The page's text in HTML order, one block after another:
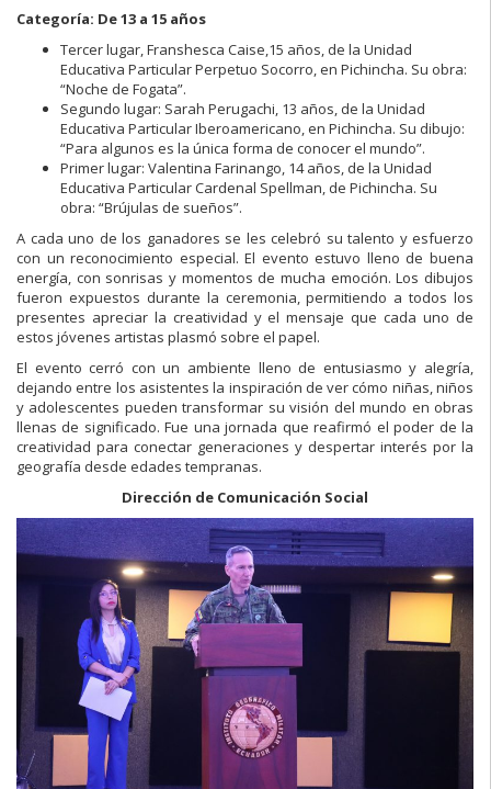
Categoría: De 13 a 15 años
Tercer lugar, Franshesca Caise,15 años, de la Unidad
Educativa Particular Perpetuo Socorro, en Pichincha. Su obra:
“Noche de Fogata”.
Segundo lugar: Sarah Perugachi, 13 años, de la Unidad
Educativa Particular Iberoamericano, en Pichincha. Su dibujo:
“Para algunos es la única forma de conocer el mundo”.
Primer lugar: Valentina Farinango, 14 años, de la Unidad
Educativa Particular Cardenal Spellman, de Pichincha. Su
obra: “Brújulas de sueños”.
A cada uno de los ganadores se les celebró su talento y esfuerzo
con un reconocimiento especial. El evento estuvo lleno de buena
energía, con sonrisas y momentos de mucha emoción. Los dibujos
fueron expuestos durante la ceremonia, permitiendo a todos los
presentes apreciar la creatividad y el mensaje que cada uno de
estos jóvenes artistas plasmó sobre el papel.
El evento cerró con un ambiente lleno de entusiasmo y alegría,
dejando entre los asistentes la inspiración de ver cómo niñas, niños
y adolescentes pueden transformar su visión del mundo en obras
llenas de significado. Fue una jornada que reafirmó el poder de la
creatividad para conectar generaciones y despertar interés por la
geografía desde edades tempranas.
Dirección de Comunicación Social